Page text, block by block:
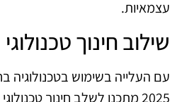
עצמאיות.
שילוב חינוך טכנולוגי
עם העלייה בשימוש בטכנולוגיה
2025 מתכנן לשלב חינוך